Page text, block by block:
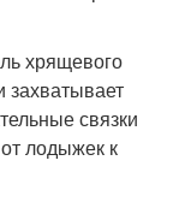
хрящевого
захватывает
связки
лодыжек к